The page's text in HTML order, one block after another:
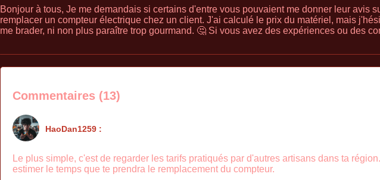
Bonjour à tous, Je me demandais si certains d'entre vous pouvaient me donner leur avis
remplacer un compteur électrique chez un client. J'ai calculé le prix du matériel, mais
me brader, ni non plus paraître trop gourmand. 🤔 Si vous avez des expériences ou des
Commentaires (13)
HaoDan1259 :
Le plus simple, c'est de regarder les tarifs pratiqués par d'autres artisans dans ta
estimer le temps que te prendra le remplacement du compteur.